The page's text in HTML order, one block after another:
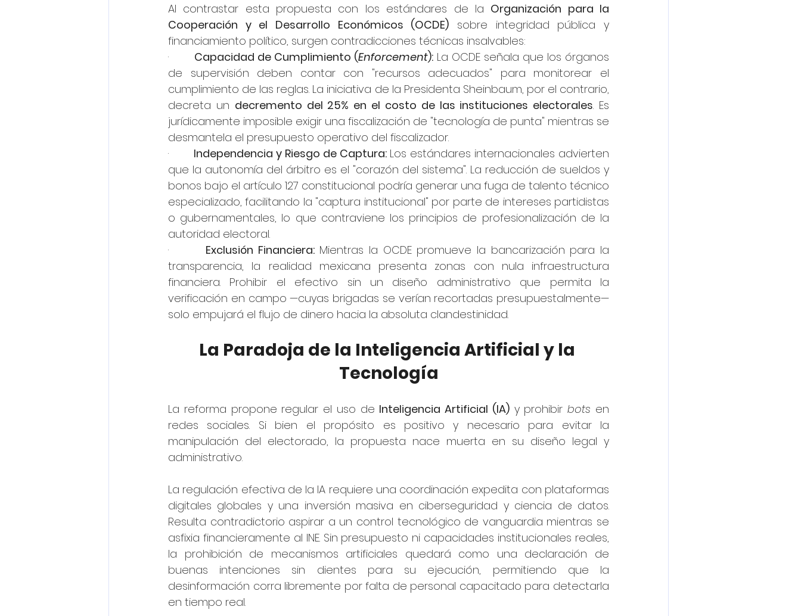
Al contrastar esta propuesta con los estándares de la Organización para la
Cooperación y el Desarrollo Económicos (OCDE) sobre integridad pública y
financiamiento político, surgen contradicciones técnicas insalvables:
· Capacidad de Cumplimiento (Enforcement): La OCDE señala que los órganos
de supervisión deben contar con "recursos adecuados" para monitorear el
cumplimiento de las reglas. La iniciativa de la Presidenta Sheinbaum, por el contrario,
decreta un decremento del 25% en el costo de las instituciones electorales. Es
jurídicamente imposible exigir una fiscalización de "tecnología de punta" mientras se
desmantela el presupuesto operativo del fiscalizador.
· Independencia y Riesgo de Captura: Los estándares internacionales advierten
que la autonomía del árbitro es el "corazón del sistema". La reducción de sueldos y
bonos bajo el artículo 127 constitucional podría generar una fuga de talento técnico
especializado, facilitando la "captura institucional" por parte de intereses partidistas
o gubernamentales, lo que contraviene los principios de profesionalización de la
autoridad electoral.
· Exclusión Financiera: Mientras la OCDE promueve la bancarización para la
transparencia, la realidad mexicana presenta zonas con nula infraestructura
financiera. Prohibir el efectivo sin un diseño administrativo que permita la
verificación en campo —cuyas brigadas se verían recortadas presupuestalmente—
solo empujará el flujo de dinero hacia la absoluta clandestinidad.
La Paradoja de la Inteligencia Artificial y la
Tecnología
La reforma propone regular el uso de Inteligencia Artificial (IA) y prohibir bots en
redes sociales. Si bien el propósito es positivo y necesario para evitar la
manipulación del electorado, la propuesta nace muerta en su diseño legal y
administrativo.
La regulación efectiva de la IA requiere una coordinación expedita con plataformas
digitales globales y una inversión masiva en ciberseguridad y ciencia de datos.
Resulta contradictorio aspirar a un control tecnológico de vanguardia mientras se
asfixia financieramente al INE. Sin presupuesto ni capacidades institucionales reales,
la prohibición de mecanismos artificiales quedará como una declaración de
buenas intenciones sin dientes para su ejecución, permitiendo que la
desinformación corra libremente por falta de personal capacitado para detectarla
en tiempo real.